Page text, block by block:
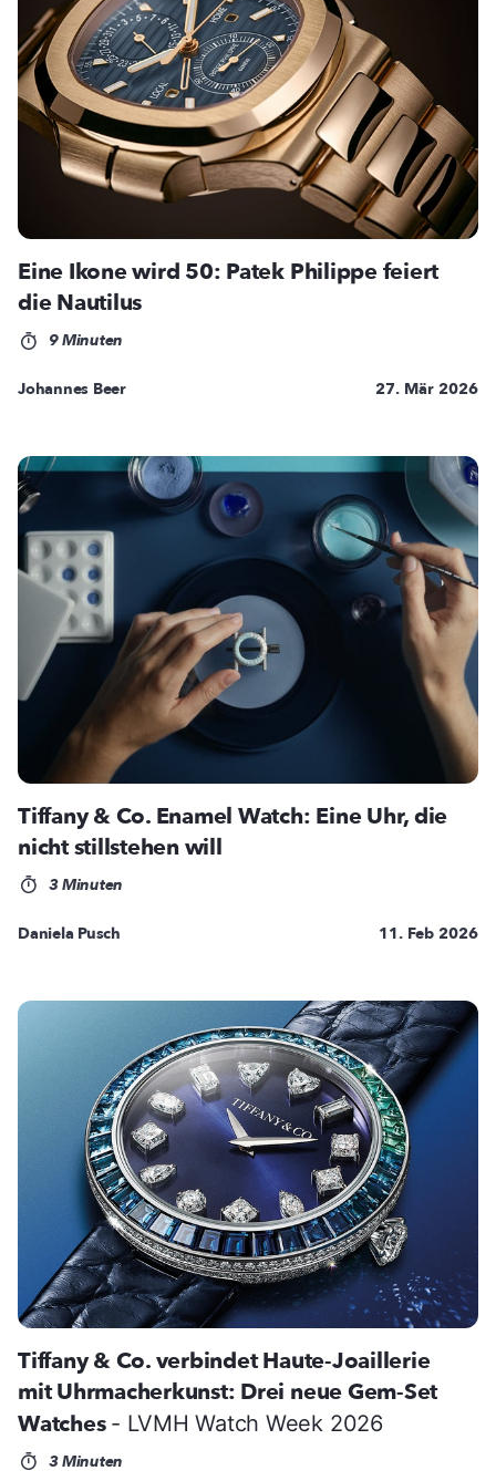
Eine Ikone wird 50: Patek Philippe feiert
die Nautilus
9 Minuten
Johannes Beer 27. Mär 2026
Tiffany & Co. Enamel Watch: Eine Uhr, die
nicht stillstehen will
3 Minuten
Daniela Pusch 11. Feb 2026
Tiffany & Co. verbindet Haute-Joaillerie
mit Uhrmacherkunst: Drei neue Gem-Set
Watches - LVMH Watch Week 2026
3 Minuten